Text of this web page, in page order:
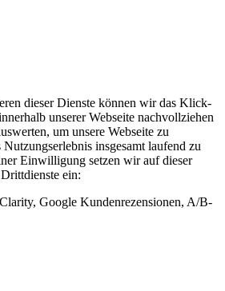
dieser Dienste können wir das Klick-
unserer Webseite nachvollziehen
um unsere Webseite zu
insgesamt laufend zu
Einwilligung setzen wir auf dieser
ein:
Google Kundenrezensionen, A/B-